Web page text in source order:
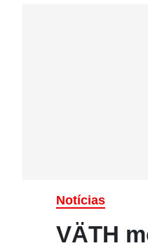
Notícias
VÄTH